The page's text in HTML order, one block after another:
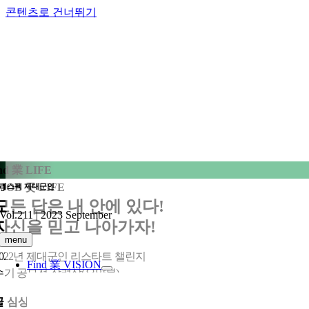
콘텐츠로 건너뛰기
리스펙 제대군인
Vol.211 | 2023 September
menu
Find 業 VISION
業 LIFE
굿 LIFE
든 답은 내 안에 있다!
신을 믿고 나아가자!
년 제대군인 리스타트 챌린지
기 공모전 장려상(요약본)
심상완 예비역 육군 대위